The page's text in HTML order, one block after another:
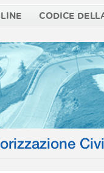
CODICE